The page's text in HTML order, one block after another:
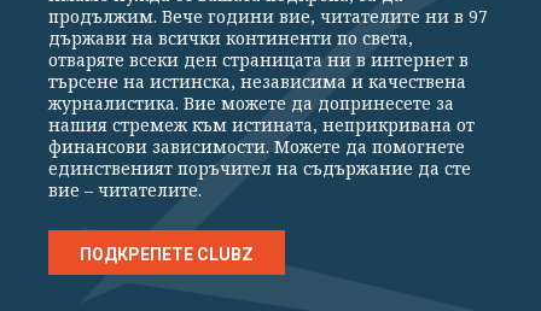
затрупани
преди 44 мин
Борисов за ПБ: Примитивно управляват
преди 1 час
Имам новина за вас. Не, не са садисти, а
продължим. Вече години вие, читателите ни в 97
държави на всички континенти по света,
отваряте всеки ден страницата ни в интернет в
търсене на истинска, независима и качествена
журналистика. Вие можете да допринесете за
нашия стремеж към истината, неприкривана от
финансови зависимости. Можете да помогнете
единственият поръчител на съдържание да сте
вие – читателите.
ПОДКРЕПЕТЕ CLUBZ